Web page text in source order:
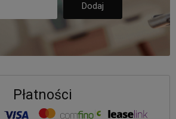
Płatności